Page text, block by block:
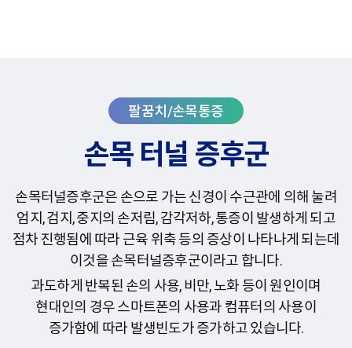
손목 터널 증후군
손목터널증후군은 손으로 가는 신경이 수근관에 의해 눌려
엄지, 검지, 중지의 손저림, 감각저하,통증이 발생하게 되고
점차 진행됨에 따라 근육 위축 등의 증상이 나타나게 되는데
이것을 손목터널증후군이라고 합니다.
과도하게 반복된 손의 사용, 비만, 노화 등이 원인이며
현대인의 경우 스마트폰의 사용과 컴퓨터의 사용이
증가함에 따라 발생빈도가 증가하고 있습니다.